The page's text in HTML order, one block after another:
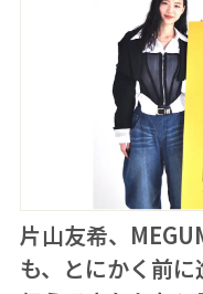
片山友希、
も、とにかく前